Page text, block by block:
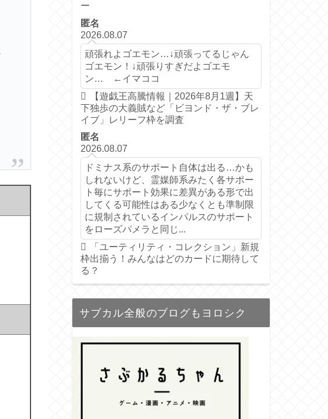
ー
匿名
2026.08.07
頑張れよゴエモン…↓頑張ってるじゃん
ゴエモン！↓頑張りすぎだよゴエモ
ン… ←イマココ
【遊戯王高騰情報｜2026年8月1週】天
下独歩の大義賊など「ビヨンド・ザ・ブレ
イブ」レリーフ枠を調査
匿名
2026.08.07
ドミナス系のサポート自体は出る…かも
しれないけど、霊媒師系みたく各サポー
ト毎にサポート効果に差異がある形で出
してくる可能性はある少なくとも準制限
に規制されているインパルスのサポート
をローズパメラと同じ...
「ユーティリティ・コレクション」新規
枠出揃う！みんなはどのカードに期待して
る？
サブカル全般のブログもヨロシク